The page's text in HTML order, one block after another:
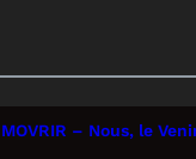
MOVRIR – Nous, le